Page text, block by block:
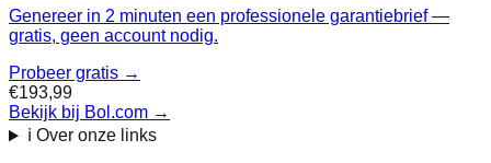
Genereer in 2 minuten een professionele garantiebrief —
gratis, geen account nodig.
Probeer gratis →
€193,99
Bekijk bij Bol.com →
ℹ️ Over onze links